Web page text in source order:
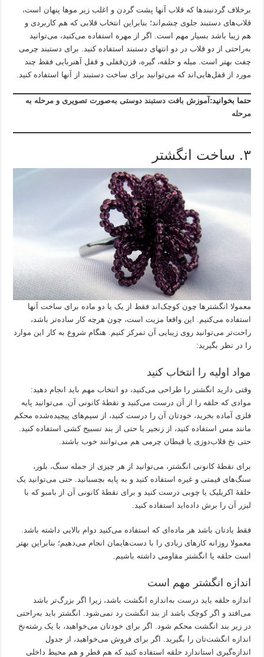
برخلاف گردنبندها که قلاب آنها پشت گردن و اغلب زیر موها پنهان است،
قلاب‌های دستبند جلوی چشم‌اند؛ بنابراین انتخاب قلابی که هم کاربردی و
هم زیبا باشد بسیار مهم است. اگر از مهره استفاده می‌کنید، می‌توانید
به‌راحتی از دو قلاب در دو انتهای دستبند استفاده کنید. برای دستبند چرمی
چفت بهتر است. میله و حلقه، گیره، قزن‌قفلی و قفل آهنربایی فقط چند
مورد از قفل‌هایی‌اند که می‌توانید برای ساخت دستبند از آنها استفاده کنید.
حتما بخوانید: آموزش بافت دستبند دوستی به‌صورت تصویری و مرحله به
مرحله
۳. ساخت انگشتر
معمولا انگشترها چون کوچک‌اند فقط از یک یا دو ماده برای ساخت آنها
استفاده می‌کنیم. این واقعا مزیت است، چون هرچه کار ساده‌تر باشد،
راحت‌تر می‌توانید روی زیبایی آن تمرکز کنیم. هنگام شروع به کار این موارد
را در نظر بگیرید:
مواد اولیه را انتخاب کنید
وقتی دارید انگشتر را طراحی می‌کنید، دو انتخاب مهم باید انجام دهید:
موادی که حلقه را از آن درست می‌کنید و نقطۀ کانونی آن. می‌توانید پایه
فلزی آماده بخرید، خودتان آن را درست کنید، از سیم‌های پیچیده‌شده محکم
مانند مس استفاده کنید، از زنجیر یا حتی از بند تسبیح کشی استفاده کنید.
حتی نخ قلاب‌دوزی یا قیطان چرمی هم می‌توانند خوب باشند.
برای نقطۀ کانونی انگشتر، می‌توانید از هر چیزی از جمله سنگ، بلور،
سنگ‌های قیمتی و غیره استفاده کنید و به پایه بچسبانید. حتی می‌توانید یک
حلقۀ اکریلیک یا چوبی درست کنید و برای نقطۀ کانونی آن از بامبو که با
لیزر آن را برش داده‌اید استفاده کنید.
فقط یادتان باشد هر ماده‌ای که استفاده می‌کنید دوام بالایی داشته باشد.
معمولا روزانه کارهای زیادی را با دست‌هایمان انجام می‌دهیم؛ بنابراین بهتر
است حلقه یا انگشتر مقاومی داشته باشیم.
اندازه انگشتر مهم است
اندازه حلقه باید درست به‌اندازه انگشت باشد، زیرا اگر بزرگ‌تر باشد
می‌افتد و اگر کوچک باشد از بند انگشت رد نمی‌شود. انگشتر باید به‌راحتی
در زیر بند انگشت محکم شود. اگر برای خودتان می‌خواهید، با یک رشته‌نخ
اندازه انگشت‌تان را بگیرید. اگر برای فروش می‌خواهید، از جدول
اندازه‌گیری استاندارد حلقه استفاده کنید که هم قطر و هم محیط داخلی